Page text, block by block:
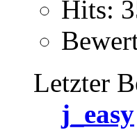
Hits:
Letzter
j_easy